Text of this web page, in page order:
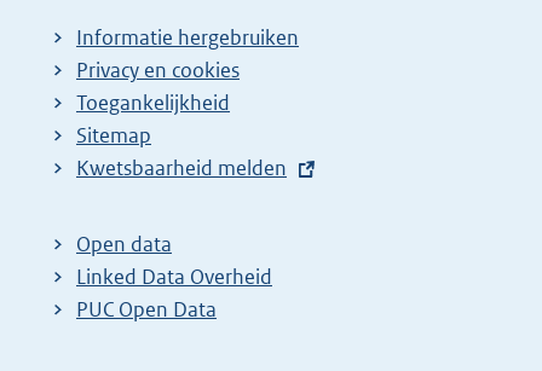
Informatie hergebruiken
Privacy en cookies
Toegankelijkheid
Sitemap
E
t
e
r
Kwetsbaarheid melden
Open data
Linked Data Overheid
PUC Open Data